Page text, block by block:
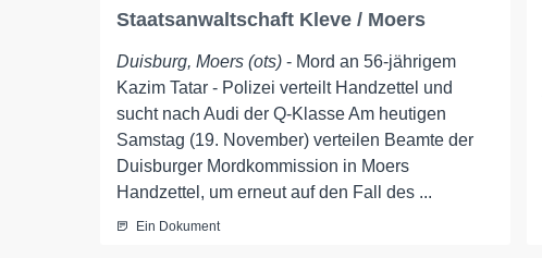
Staatsanwaltschaft Kleve / Moers
Duisburg, Moers (ots) - Mord an 56-jährigem
Kazim Tatar - Polizei verteilt Handzettel und
sucht nach Audi der Q-Klasse Am heutigen
Samstag (19. November) verteilen Beamte der
Duisburger Mordkommission in Moers
Handzettel, um erneut auf den Fall des ...
Ein Dokument